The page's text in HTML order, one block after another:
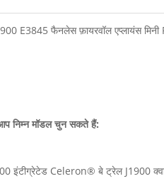
E3845 फैनलेस फ़ायरवॉल एप्लायंस मिनी
निम्न मॉडल चुन सकते हैं:
इंटीग्रेटेड Celeron® बे ट्रेल J1900